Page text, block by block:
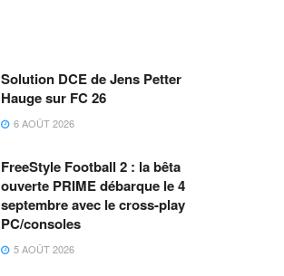
Solution DCE de Jens Petter
Hauge sur FC 26
6 AOÛT 2026
FreeStyle Football 2 : la bêta
ouverte PRIME débarque le 4
septembre avec le cross-play
PC/consoles
5 AOÛT 2026